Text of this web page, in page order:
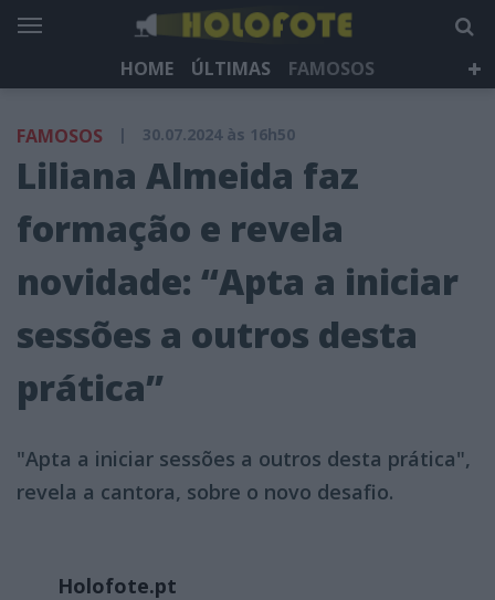
HOME ÚLTIMAS
FAMOSOS
HOLOFOTE TV
NEWSLETTER
FAMOSOS | 30.07.2024 às 16h50
Liliana Almeida faz
formação e revela
novidade: “Apta a iniciar
sessões a outros desta
prática”
"Apta a iniciar sessões a outros desta prática",
revela a cantora, sobre o novo desafio.
Holofote.pt